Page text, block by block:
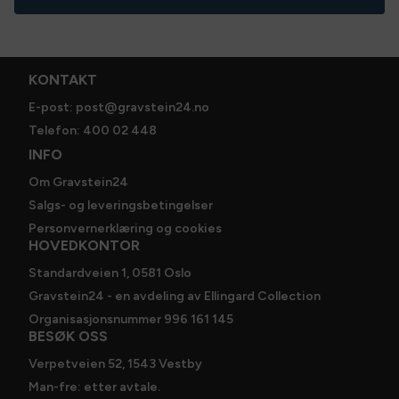
skrifttype, lakkfarge og øvrige detaljer. Bestillingen er
Spesifikasjoner
Størrelse:
65 x 75 cm
Steintype : Aurora
KONTAKT
E-post: post@gravstein24.no
Telefon: 400 02 448
INFO
Om Gravstein24
Salgs- og leveringsbetingelser
Personvernerklæring og cookies
HOVEDKONTOR
Standardveien 1, 0581 Oslo
Gravstein24 - en avdeling av Ellingard Collection
Organisasjonsnummer 996 161 145
BESØK OSS
Verpetveien 52, 1543 Vestby
Man-fre: etter avtale.